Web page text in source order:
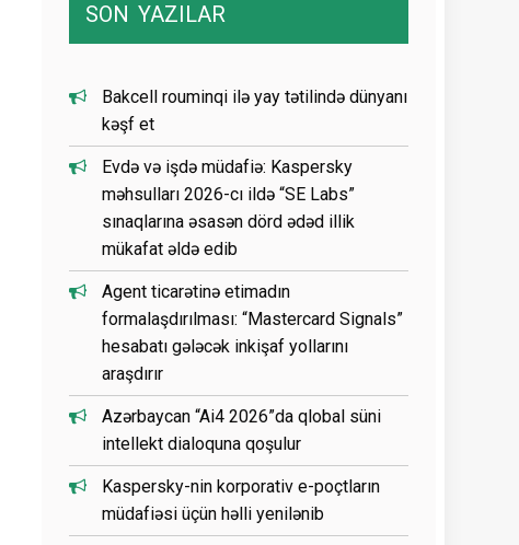
SON YAZILAR
Bakcell rouminqi ilə yay tətilində dünyanı
kəşf et
Evdə və işdə müdafiə: Kaspersky
məhsulları 2026-cı ildə “SE Labs”
sınaqlarına əsasən dörd ədəd illik
mükafat əldə edib
Agent ticarətinə etimadın
formalaşdırılması: “Mastercard Signals”
hesabatı gələcək inkişaf yollarını
araşdırır
Azərbaycan “Ai4 2026”da qlobal süni
intellekt dialoquna qoşulur
Kaspersky-nin korporativ e-poçtların
müdafiəsi üçün həlli yenilənib